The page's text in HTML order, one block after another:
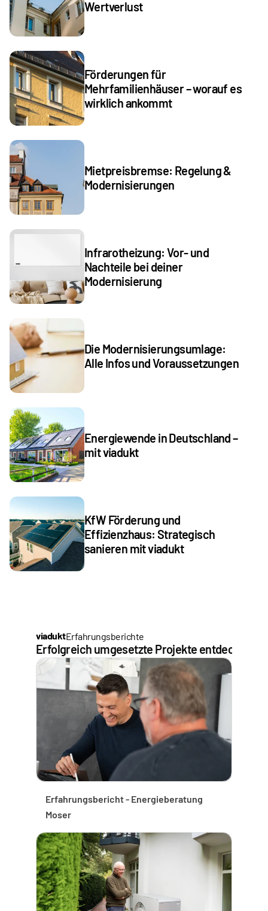
Wertverlust
Förderungen für
Mehrfamilienhäuser – worauf es
wirklich ankommt
Mietpreisbremse: Regelung &
Modernisierungen
Infrarotheizung: Vor- und
Nachteile bei deiner
Modernisierung
Die Modernisierungsumlage:
Alle Infos und Voraussetzungen
Energiewende in Deutschland –
mit viadukt
KfW Förderung und
Effizienzhaus: Strategisch
sanieren mit viadukt
viaduktErfahrungsberichte
Erfolgreich umgesetzte Projekte entdecken
Erfahrungsbericht - Energieberatung
Moser